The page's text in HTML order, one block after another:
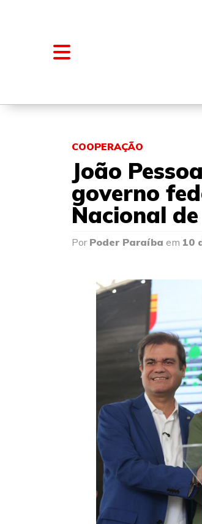
COOPERAÇÃO
João
governo
Nacional
Por Poder Paraíba em 10